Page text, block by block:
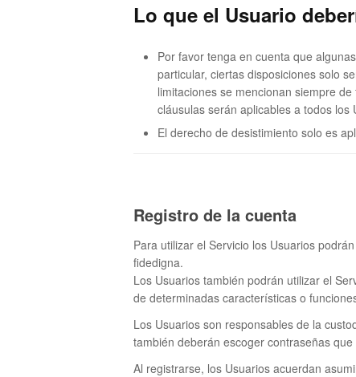
Lo que el Usuario
Por favor tenga en cuenta que
particular, ciertas disposiciones solo
limitaciones se mencionan siempre
cláusulas serán aplicables a todos los
El derecho de desistimiento solo es
Registro de la cuenta
Para utilizar el Servicio los Usuarios
fidedigna.
Los Usuarios también podrán utilizar el
de determinadas características o
Los Usuarios son responsables de la
también deberán escoger contraseñas
Al registrarse, los Usuarios acuerdan